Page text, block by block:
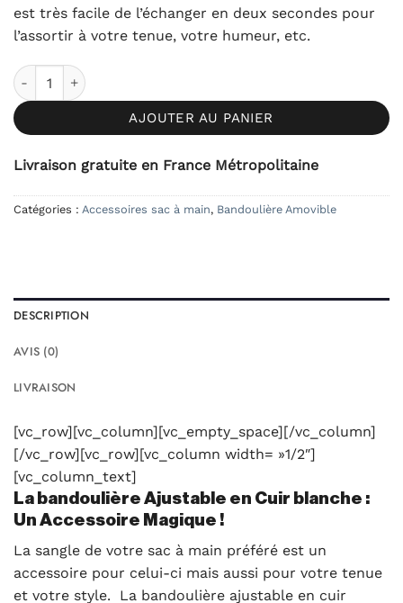
est très facile de l’échanger en deux secondes pour
l’assortir à votre tenue, votre humeur, etc.
quantité de Bandoulière ajustable en cuir - Blanche
AJOUTER AU PANIER
Livraison gratuite en France Métropolitaine
Catégories : Accessoires sac à main, Bandoulière Amovible
DESCRIPTION
AVIS (0)
LIVRAISON
[vc_row][vc_column][vc_empty_space][/vc_column]
[/vc_row][vc_row][vc_column width= »1/2″]
[vc_column_text]
La bandoulière Ajustable en Cuir blanche :
Un Accessoire Magique !
La sangle de votre sac à main préféré est un
accessoire pour celui-ci mais aussi pour votre tenue
et votre style. La bandoulière ajustable en cuir